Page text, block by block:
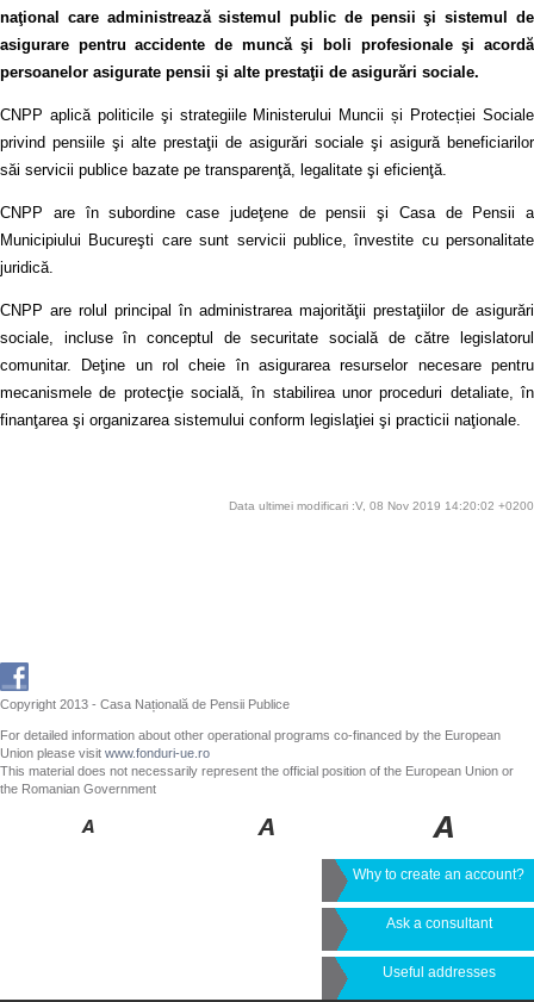
naţional care administrează sistemul public de pensii şi sistemul de
asigurare pentru accidente de muncă şi boli profesionale şi acordă
persoanelor asigurate pensii şi alte prestaţii de asigurări sociale.
CNPP aplică politicile şi strategiile Ministerului Muncii și Protecției Sociale
privind pensiile şi alte prestaţii de asigurări sociale şi asigură beneficiarilor
săi servicii publice bazate pe transparenţă, legalitate şi eficienţă.
CNPP are în subordine case judeţene de pensii şi Casa de Pensii a
Municipiului Bucureşti care sunt servicii publice, învestite cu personalitate
juridică.
CNPP are rolul principal în administrarea majorităţii prestaţiilor de asigurări
sociale, incluse în conceptul de securitate socială de către legislatorul
comunitar. Deţine un rol cheie în asigurarea resurselor necesare pentru
mecanismele de protecţie socială, în stabilirea unor proceduri detaliate, în
finanţarea şi organizarea sistemului conform legislaţiei şi practicii naţionale.
Data ultimei modificari :V, 08 Nov 2019 14:20:02 +0200
Copyright 2013 - Casa Națională de Pensii Publice
For detailed information about other operational programs co-financed by the European
Union please visit www.fonduri-ue.ro
This material does not necessarily represent the official position of the European Union or
the Romanian Government
Why to create an account?
Ask a consultant
Useful addresses